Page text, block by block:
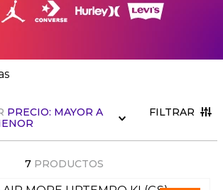
PRECIO: MAYOR A
FILTRAR
7 PRODUCTOS